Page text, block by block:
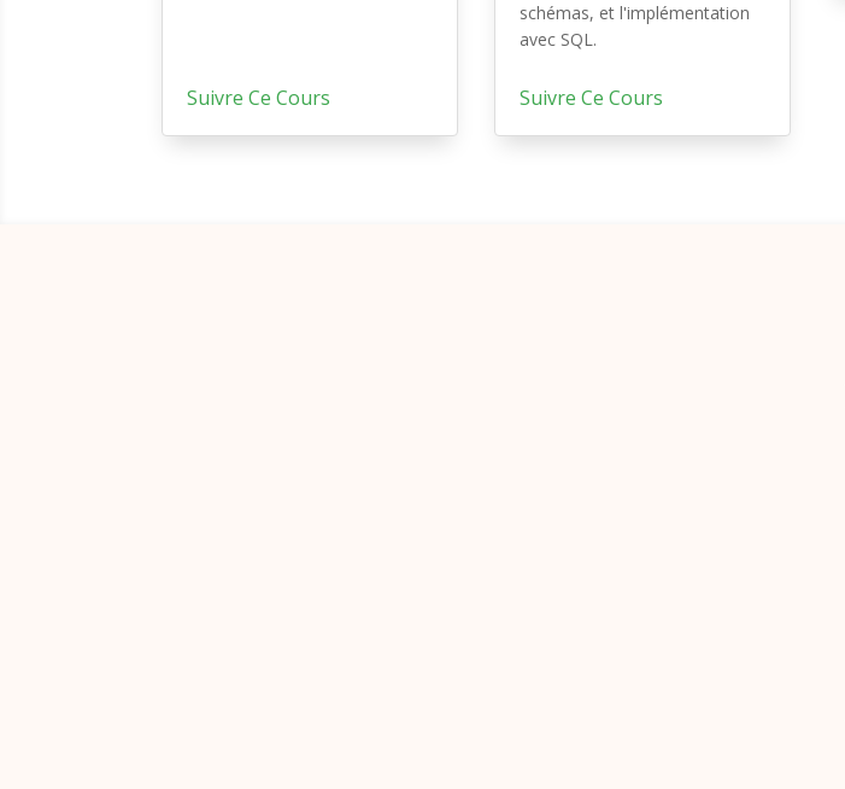
Suivre Ce Cours
schémas, et l'implémentation
avec SQL.
Suivre Ce Cours